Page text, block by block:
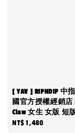
[ YAV ] RIPNDIP 中
國官方授權經銷店
Claw 女生 女版 短
Regular
NT$ 1,480